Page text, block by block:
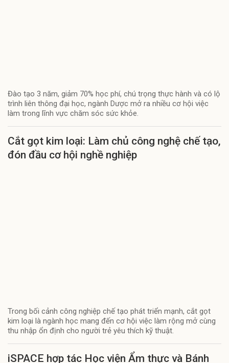
Đào tạo 3 năm, giảm 70% học phí, chú trọng thực hành và có lộ
trình liên thông đại học, ngành Dược mở ra nhiều cơ hội việc
làm trong lĩnh vực chăm sóc sức khỏe.
Cắt gọt kim loại: Làm chủ công nghệ chế tạo,
đón đầu cơ hội nghề nghiệp
Trong bối cảnh công nghiệp chế tạo phát triển mạnh, cắt gọt
kim loại là ngành học mang đến cơ hội việc làm rộng mở cùng
thu nhập ổn định cho người trẻ yêu thích kỹ thuật.
iSPACE hợp tác Học viện Ẩm thực và Bánh